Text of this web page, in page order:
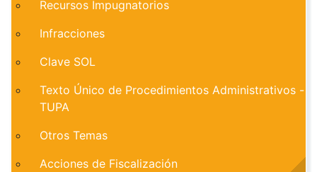
Recursos Impugnatorios
Infracciones
Clave SOL
Texto Único de Procedimientos Administrativos -
TUPA
Otros Temas
Acciones de Fiscalización